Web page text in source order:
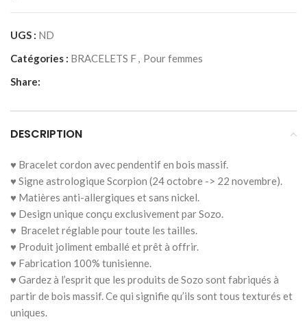
UGS : ND
Catégories : BRACELETS F, Pour femmes
Share:
DESCRIPTION
♥ Bracelet cordon avec pendentif en bois massif.
♥ Signe astrologique Scorpion (24 octobre -> 22 novembre).
♥ Matières anti-allergiques et sans nickel.
♥ Design unique conçu exclusivement par Sozo.
♥ Bracelet réglable pour toute les tailles.
♥ Produit joliment emballé et prêt à offrir.
♥ Fabrication 100% tunisienne.
♥ Gardez à l’esprit que les produits de Sozo sont fabriqués à
partir de bois massif. Ce qui signifie qu’ils sont tous texturés et
uniques.